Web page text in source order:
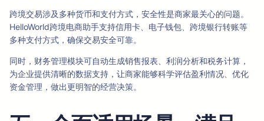
跨境交易涉及多种货币和支付方式，安全性是商家最关心的问题。
HelloWorld跨境电商助手支持信用卡、电子钱包、跨境银行转账等
多种支付方式，确保交易安全可靠。
同时，财务管理模块可自动生成销售报表、利润分析和税务计算，
为企业提供清晰的数据支持，让商家能够科学评估盈利情况、优化
资金管理，做出更明智的经营决策。